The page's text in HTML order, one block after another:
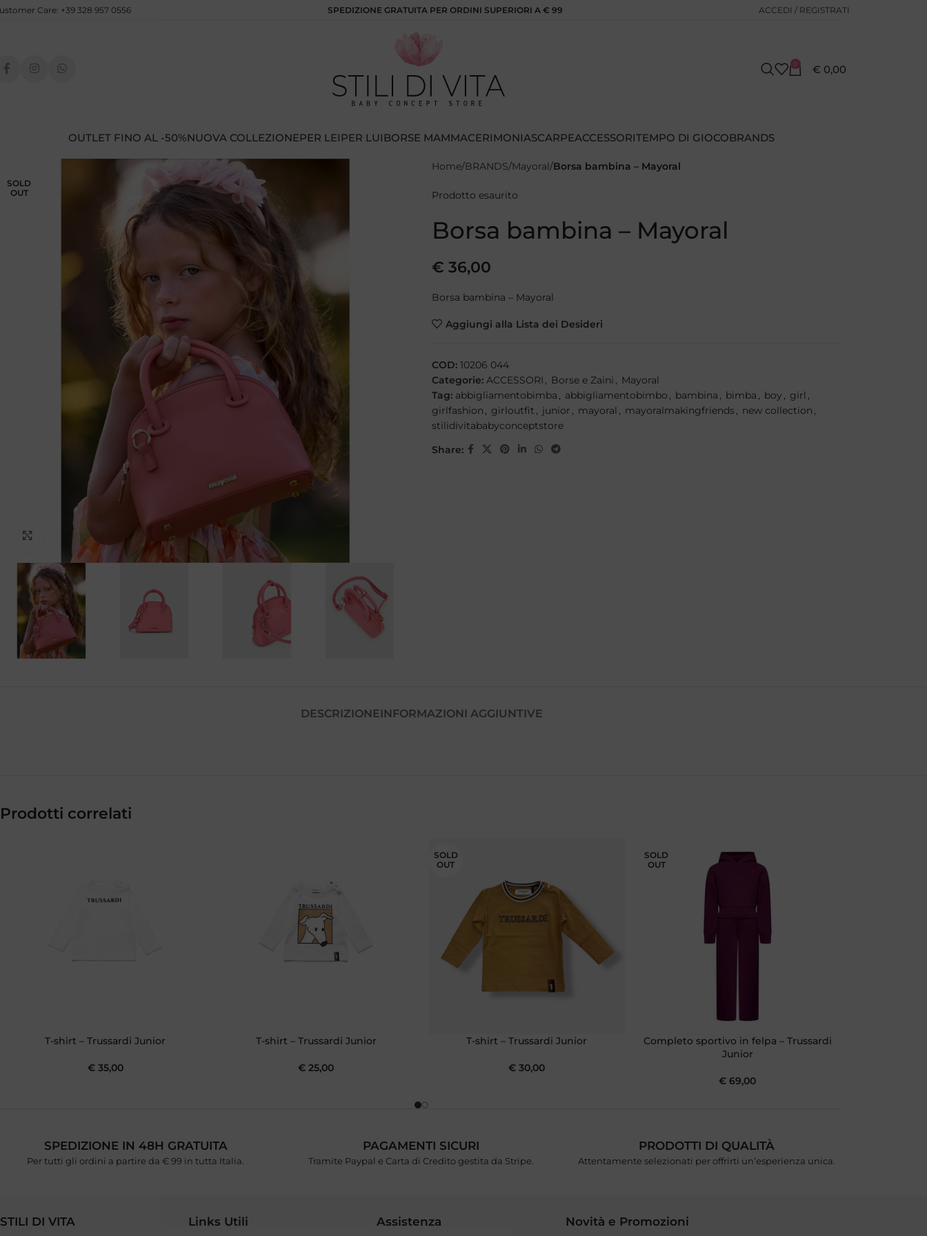
Care: +39 328 957 0556 SPEDIZIONE GRATUITA PER ORDINI SUPERIORI A € 99 ACCEDI / REGISTRATI
0 € 0,00
OUTLET FINO AL -50%NUOVA COLLEZIONEPER LEIPER LUIBORSE MAMMACERIMONIASCARPEACCESSORITEMPO DI GIOCOBRANDS
SOLD
OUT
Clicca per ingrandire
Home BRANDS Mayoral Borsa bambina – Mayoral
Prodotto esaurito
Borsa bambina – Mayoral
€ 36,00
Borsa bambina – Mayoral
Aggiungi alla Lista dei Desideri
COD: 10206 044
Categorie: ACCESSORI , Borse e Zaini , Mayoral
Tag: abbigliamentobimba , abbigliamentobimbo , bambina , bimba , boy , girl ,
girlfashion , girloutfit , junior , mayoral , mayoralmakingfriends , new collection ,
stilidivitababyconceptstore
Share:
DESCRIZIONEINFORMAZIONI AGGIUNTIVE
Prodotti correlati
T-shirt – Trussardi Junior
€35,00
T-shirt – Trussardi Junior
€ 25,00
SOLD
OUT
T-shirt – Trussardi Junior
€ 30,00
SOLD
OUT
Completo sportivo in felpa – Trussardi
Junior
€ 69,00
SPEDIZIONE IN 48H GRATUITA
Per tutti gli ordini a partire da € 99 in tutta Italia.
PAGAMENTI SICURI
Tramite Paypal e Carta di Credito gestita da Stripe.
PRODOTTI DI QUALITÀ
Attentamente selezionati per offrirti un’esperienza unica.
STILI DI VITA Links Utili Assistenza Novità e Promozioni